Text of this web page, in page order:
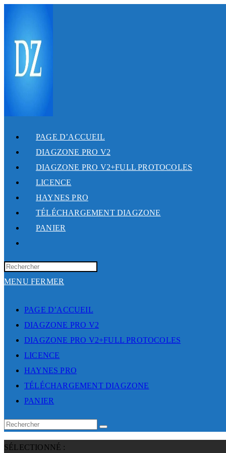
CONTENT
PAGE D’ACCUEIL
DIAGZONE PRO V2
DIAGZONE PRO V2+FULL PROTOCOLES
LICENCE
HAYNES PRO
TÉLÉCHARGEMENT DIAGZONE
PANIER
SEARCH
MENU FERMER
PAGE D’ACCUEIL
DIAGZONE PRO V2
DIAGZONE PRO V2+FULL PROTOCOLES
LICENCE
HAYNES PRO
TÉLÉCHARGEMENT DIAGZONE
PANIER
SÉLECTIONNÉ :